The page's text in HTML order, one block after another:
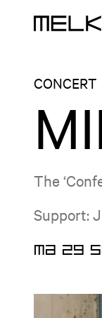
CONCERT
The
Support:
MA 29